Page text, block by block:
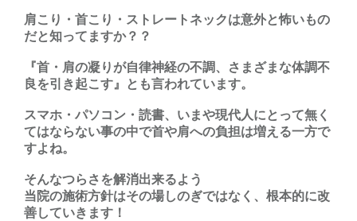
肩こり・首こり・ストレートネックは意外と怖いもの
だと知ってますか？？
『首・肩の凝りが自律神経の不調、さまざまな体調不
良を引き起こす』とも言われています。
スマホ・パソコン・読書、いまや現代人にとって無く
てはならない事の中で首や肩への負担は増える一方で
すよね。
そんなつらさを解消出来るよう
当院の施術方針はその場しのぎではなく、根本的に改
善していきます！